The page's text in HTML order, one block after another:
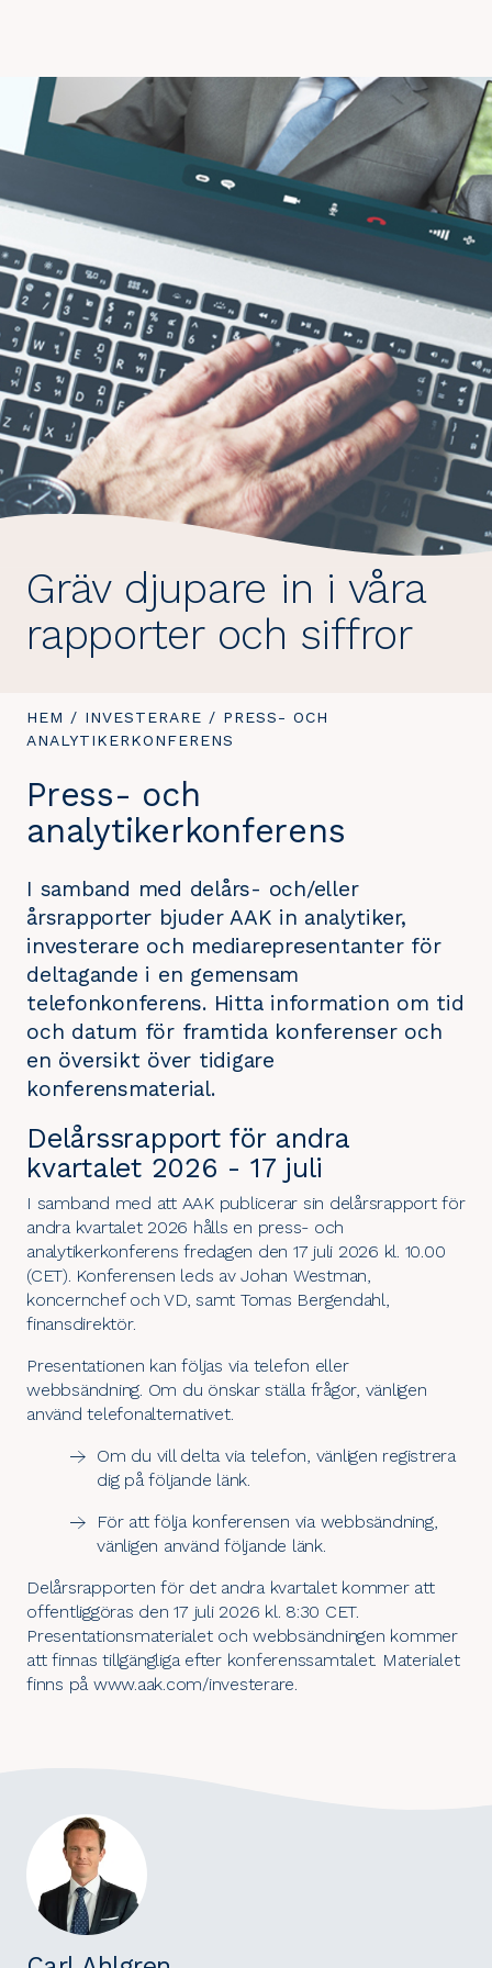
Gräv djupare in i våra
rapporter och siffror
DU
ÄR
HEM / INVESTERARE / DU
ÄR
PRESS- OCH
ANALYTIKERKONFERENS
Press- och
analytikerkonferens
I samband med delårs- och/eller
årsrapporter bjuder AAK in analytiker,
investerare och mediarepresentanter för
deltagande i en gemensam
telefonkonferens. Hitta information om tid
och datum för framtida konferenser och
en översikt över tidigare
konferensmaterial.
Delårssrapport för andra
kvartalet 2026 - 17 juli
I samband med att AAK publicerar sin delårsrapport för
andra kvartalet 2026 hålls en press- och
analytikerkonferens fredagen den 17 juli 2026 kl. 10.00
(CET). Konferensen leds av Johan Westman,
koncernchef och VD, samt Tomas Bergendahl,
finansdirektör.
Presentationen kan följas via telefon eller
webbsändning. Om du önskar ställa frågor, vänligen
använd telefonalternativet.
Om du vill delta via telefon, vänligen registrera
dig på följande länk.
För att följa konferensen via webbsändning,
vänligen använd följande länk.
Delårsrapporten för det andra kvartalet kommer att
offentliggöras den 17 juli 2026 kl. 8:30 CET.
Presentationsmaterialet och webbsändningen kommer
att finnas tillgängliga efter konferenssamtalet. Materialet
finns på www.aak.com/investerare.